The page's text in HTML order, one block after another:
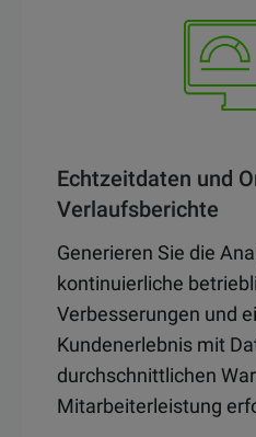
Echtzeitdaten und
Verlaufsberichte
Generieren Sie die
kontinuierliche
Verbesserungen und
Kundenerlebnis mit
durchschnittlichen
Mitarbeiterleistung